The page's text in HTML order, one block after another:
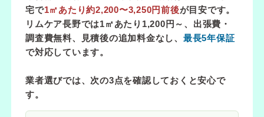
宅で1㎡あたり約2,200〜3,250円前後が目安です。
リムケア長野では1㎡あたり1,200円～ 、出張費・
調査費無料、見積後の追加料金なし、 最長5年保証
で対応しています。
業者選びでは、次の3点を確認しておくと安心で
す。